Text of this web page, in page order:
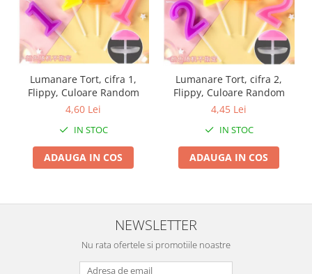
Roabe & accesorii
Casute gradina si cutii depozitare
Mobilier gradina
Corturi, Prelate si plase de
umbrire
Lopeti zapada
Zdrobitoare si teascuri
Teascuri
Zdrobitoare electrice
Zdrobitoare manuale
Masini de cusut si accesorii
Articole antidaunatori gradina
Lumanare Tort, cifra 1,
Flippy, Culoare Random
4,60 Lei
IN STOC
ADAUGA IN COS
Lumanare Tort, cifra 2,
Flippy, Culoare Random
4,45 Lei
IN STOC
ADAUGA IN COS
NEWSLETTER
Nu rata ofertele si promotiile noastre